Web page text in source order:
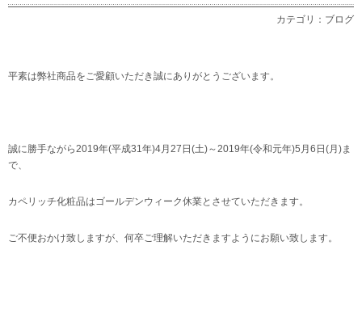
カテゴリ：ブログ
平素は弊社商品をご愛顧いただき誠にありがとうございます。
誠に勝手ながら2019年(平成31年)4月27日(土)～2019年(令和元年)5月6日(月)ま
で、
カペリッチ化粧品はゴールデンウィーク休業とさせていただきます。
ご不便おかけ致しますが、何卒ご理解いただきますようにお願い致します。